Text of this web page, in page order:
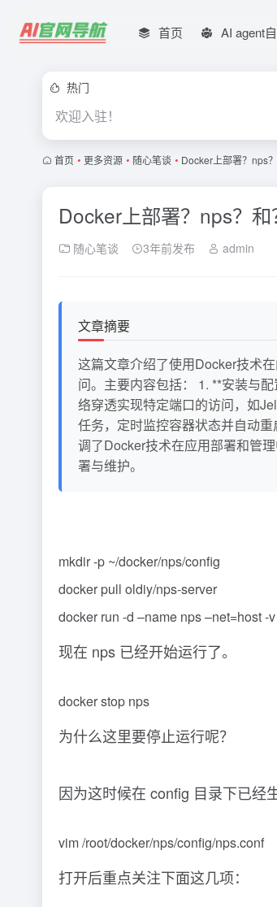
首页 AI agent
热门
欢迎入驻！
首页 • 更多资源 • 随心笔谈 • Docker上部署？nps
Docker上部署？nps？
随心笔谈 3年前发布 admin
文章摘要
这篇文章介绍了使用Docker技术
问。主要内容包括： 1. **安装与
络穿透实现特定端口的访问，如
任务，定时监控容器状态并自动
调了Docker技术在应用部署和管
署与维护。
mkdir -p ~/docker/nps/config
docker pull oldiy/nps-server
docker run -d –name nps –net=host
现在 nps 已经开始运行了。
docker stop nps
为什么这里要停止运行呢？
因为这时候在 config 目录下已经
vim /root/docker/nps/config/nps.conf
打开后重点关注下面这几项：